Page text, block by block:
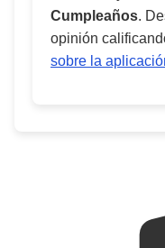
Cumpleaños.
opinión
sobre la